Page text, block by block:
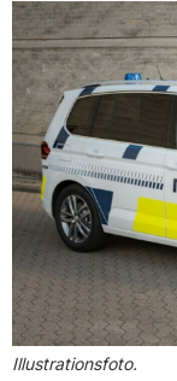
Illustrationsfoto.